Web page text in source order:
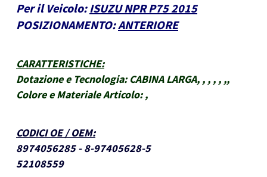
Per il Veicolo: ISUZU NPR P75 2015
POSIZIONAMENTO:ANTERIORE
CARATTERISTICHE:
Dotazione e Tecnologia: CABINA LARGA, , , , , ,,
Colore e Materiale Articolo: ,
CODICI OE / OEM:
8974056285 - 8-97405628-5
52108559